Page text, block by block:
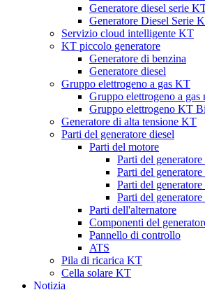
Generatore diesel serie
Generatore Diesel Serie
Servizio cloud intelligente KT
KT piccolo generatore
Generatore di benzina
Generatore diesel
Gruppo elettrogeno a gas KT
Gruppo elettrogeno a gas
Gruppo elettrogeno KT
Generatore di alta tensione KT
Parti del generatore diesel
Parti del motore
Parti del
Parti del
Parti del
Parti del
Parti dell'alternatore
Componenti del
Pannello di controllo
ATS
Pila di ricarica KT
Cella solare KT
Notizia